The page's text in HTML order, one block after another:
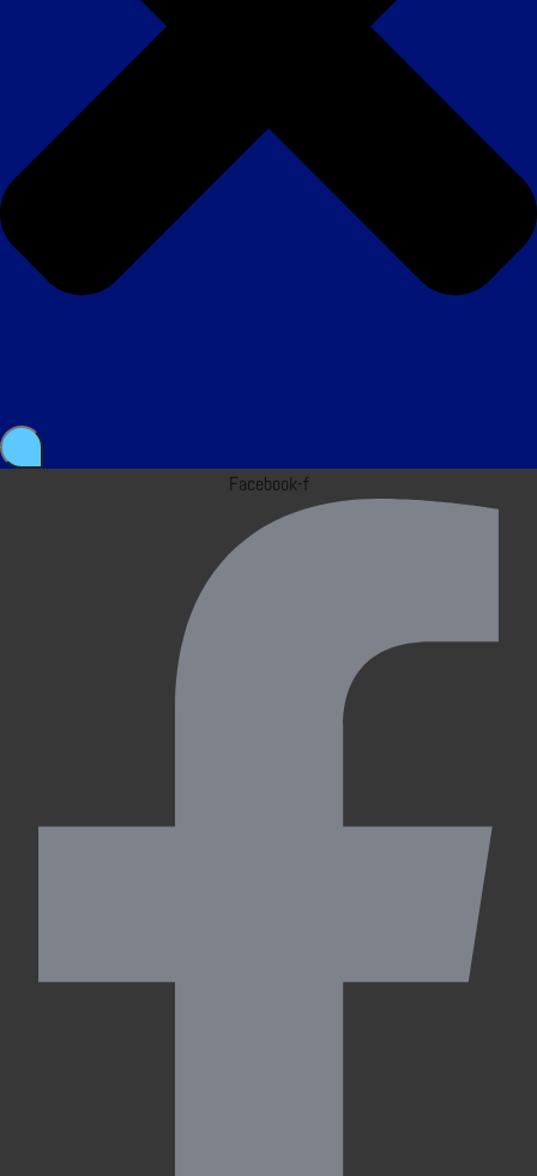
Facebook-f